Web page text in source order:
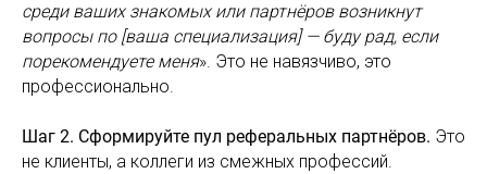
среди ваших знакомых или партнёров возникнут
вопросы по [ваша специализация] — буду рад, если
порекомендуете меня». Это не навязчиво, это
профессионально.
Шаг 2. Сформируйте пул реферальных партнёров. Это
не клиенты, а коллеги из смежных профессий.